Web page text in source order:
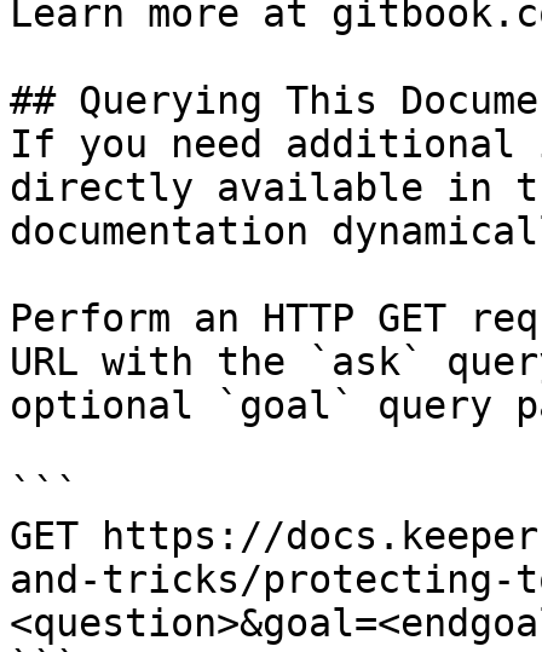
Learn more at
## Querying This
If you need
directly available in
documentation
Perform an HTTP GET
URL with the `ask`
optional `goal` query
```
GET https://
and-tricks/protecting-